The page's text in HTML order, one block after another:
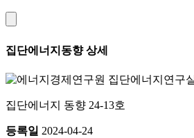
집단에너지동향 상세
집단에너지 동향 24-13호
등록일 2024-04-24